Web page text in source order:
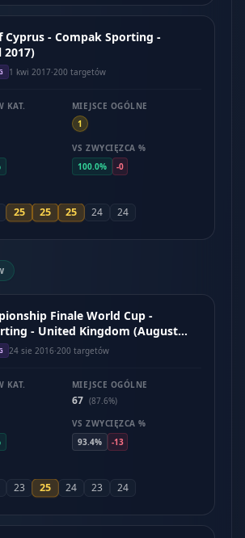
Cyprus - Compak Sporting -
2017)
1 kwi 2017·200 targetów
KAT.
MIEJSCE OGÓLNE
1
VS ZWYCIĘZCA %
100.0%
-0
25 25 25 24 24
Finale World Cup -
- United Kingdom (August
24 sie 2016·200 targetów
KAT. MIEJSCE OGÓLNE
67 (87.6%)
VS ZWYCIĘZCA %
93.4%
-13
23 25 24 23 24